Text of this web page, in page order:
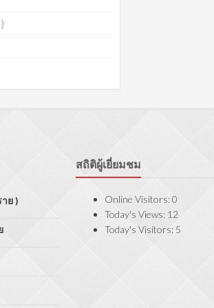
ย )
สถิติผู้เยี่ยมชม
Online Visitors:0
Today's Views: 12
Today's Visitors: 5